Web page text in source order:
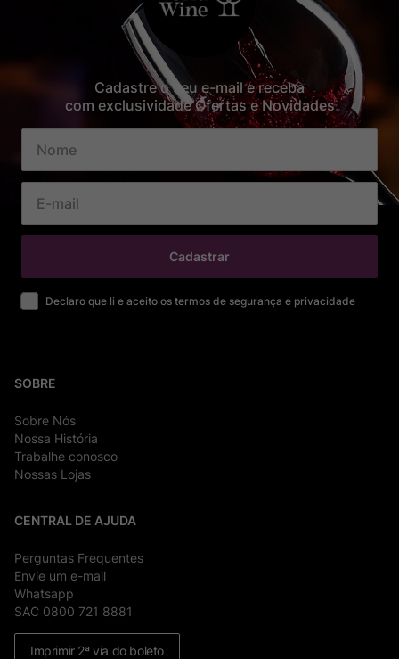
Cadastre o seu e-mail e receba
com exclusividade Ofertas e Novidades
Cadastrar
Declaro que li e aceito os termos de segurança e privacidade
SOBRE
Sobre Nós
Nossa História
Trabalhe conosco
Nossas Lojas
CENTRAL DE AJUDA
Perguntas Frequentes
Envie um e-mail
Whatsapp
SAC 0800 721 8881
Imprimir 2ª via do boleto